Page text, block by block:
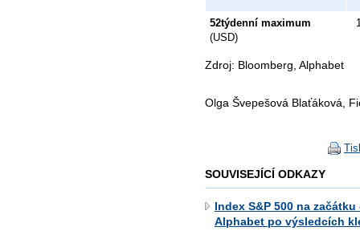
52týdenní maximum
(USD)
Zdroj: Bloomberg, Alphabet
Olga Švepešová Blaťáková,
SOUVISEJÍCÍ ODKAZY
Index S&P 500 na
Alphabet po výsledcích